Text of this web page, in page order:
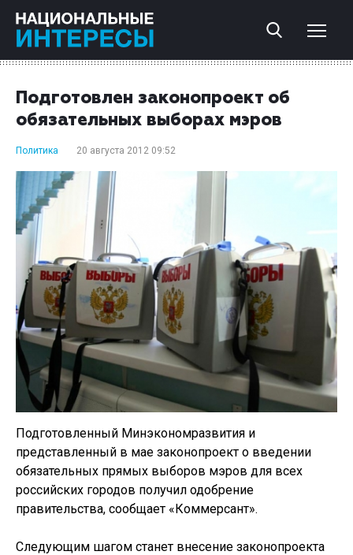
Подготовлен законопроект об
обязательных выборах мэров
Политика 20 августа 2012 09:52
Подготовленный Минэкономразвития и
представленный в мае законопроект о введении
обязательных прямых выборов мэров для всех
российских городов получил одобрение
правительства, сообщает «Коммерсант».
Следующим шагом станет внесение законопроекта